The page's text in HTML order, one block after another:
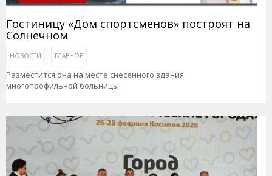
Гостиницу «Дом спортсменов» построят на
Солнечном
НОВОСТИ ГЛАВНОЕ
Разместится она на месте снесенного здания
многопрофильной больницы